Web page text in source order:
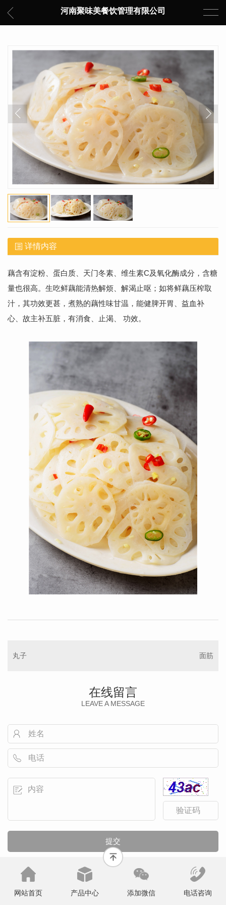
河南聚味美餐饮管理有限公司
详情内容
藕含有淀粉、蛋白质、天门冬素、维生素C及氧化酶成分，含糖
量也很高。生吃鲜藕能清热解烦、解渴止呕；如将鲜藕压榨取
汁，其功效更甚，煮熟的藕性味甘温，能健脾开胃、益血补
心、故主补五脏，有消食、止渴、 功效。
丸子 面筋
在线留言
LEAVE A MESSAGE
网站首页 产品中心 添加微信 电话咨询